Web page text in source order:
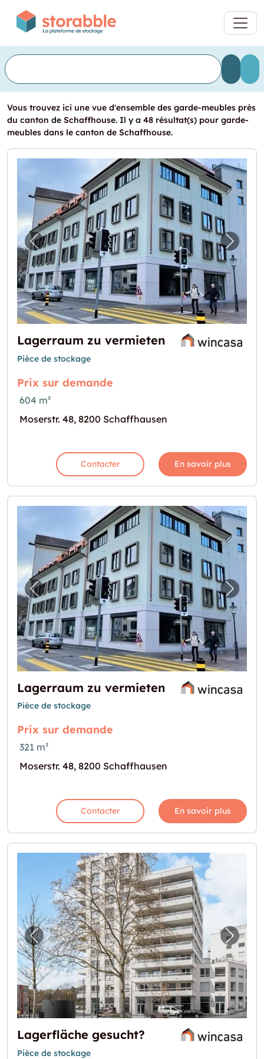
Vous trouvez ici une vue d'ensemble des garde-meubles près
du canton de Schaffhouse. Il y a 48 résultat(s) pour garde-
meubles dans le canton de Schaffhouse.
Image précédente pour "Lagerraum zu
Lagerraum zu vermieten
Pièce de stockage
Prix sur demande
604 m²
Moserstr. 48, 8200 Schaffhausen
Contacter En savoir plus
Image précédente pour "Lagerraum zu
Lagerraum zu vermieten
Pièce de stockage
Prix sur demande
321 m²
Moserstr. 48, 8200 Schaffhausen
Contacter En savoir plus
Image précédente pour "Lagerfläche
Lagerfläche gesucht?
Pièce de stockage